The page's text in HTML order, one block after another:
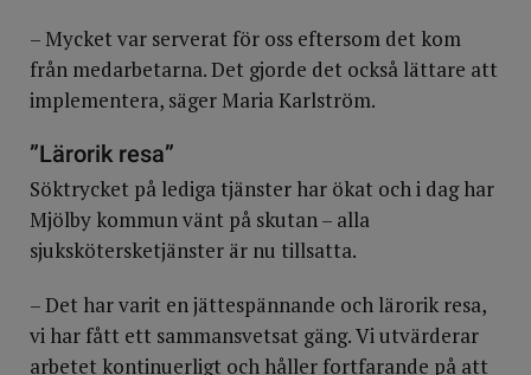
– Mycket var serverat för oss eftersom det kom
från medarbetarna. Det gjorde det också lättare att
implementera, säger Maria Karlström.
”Lärorik resa”
Söktrycket på lediga tjänster har ökat och i dag har
Mjölby kommun vänt på skutan – alla
sjukskötersketjänster är nu tillsatta.
– Det har varit en jättespännande och lärorik resa,
vi har fått ett sammansvetsat gäng. Vi utvärderar
arbetet kontinuerligt och håller fortfarande på att